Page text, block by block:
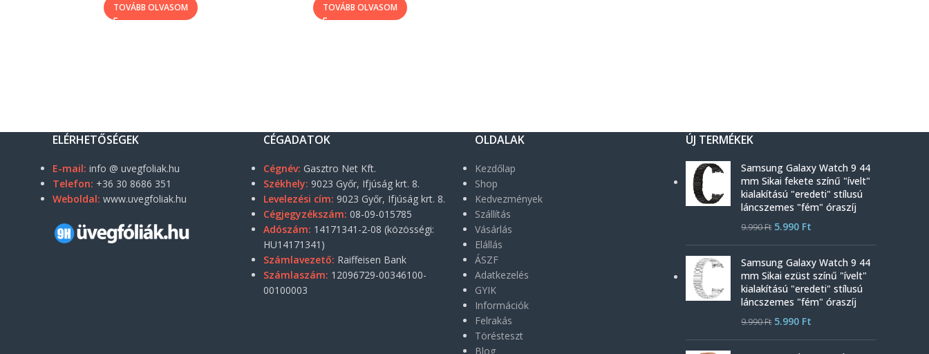
TOVÁBB OLVASOM TOVÁBB OLVASOM
ELÉRHETŐSÉGEK
E-mail: info @ uvegfoliak.hu
Telefon: +36 30 8686 351
Weboldal: www.uvegfoliak.hu
CÉGADATOK
Cégnév: Gasztro Net Kft.
Székhely: 9023 Győr, Ifjúság krt. 8.
Levelezési cím: 9023 Győr, Ifjúság krt. 8.
Cégjegyzékszám: 08-09-015785
Adószám: 14171341-2-08 (közösségi:
HU14171341)
Számlavezető: Raiffeisen Bank
Számlaszám: 12096729-00346100-
00100003
OLDALAK
Kezdőlap
Shop
Kedvezmények
Szállítás
Vásárlás
Elállás
ÁSZF
Adatkezelés
GYIK
Információk
Felrakás
Törésteszt
Blog
ÚJ TERMÉKEK
Samsung Galaxy Watch 9 44
mm Sikai fekete színű "ívelt"
kialakítású "eredeti" stílusú
láncszemes "fém" óraszíj
9.990Ft 5.990 Ft
Samsung Galaxy Watch 9 44
mm Sikai ezüst színű "ívelt"
kialakítású "eredeti" stílusú
láncszemes "fém" óraszíj
9.990Ft 5.990 Ft